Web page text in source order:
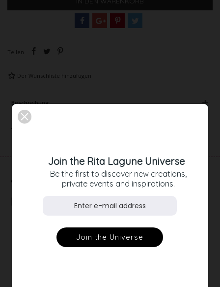
Teilen
Der Wunschliste hinzufügen
Beschreibung
Artikeldetails
RELATED
Join the Rita Lagune Universe
Be the first to discover new creations,
private events and inspirations.